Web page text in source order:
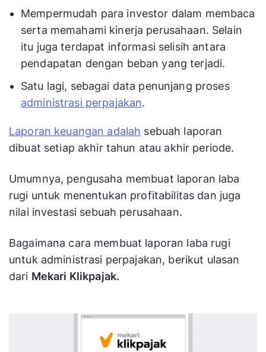
Mempermudah para investor dalam membaca
serta memahami kinerja perusahaan. Selain
itu juga terdapat informasi selisih antara
pendapatan dengan beban yang terjadi.
Satu lagi, sebagai data penunjang proses
administrasi perpajakan.
Laporan keuangan adalah sebuah laporan
dibuat setiap akhir tahun atau akhir periode.
Umumnya, pengusaha membuat laporan laba
rugi untuk menentukan profitabilitas dan juga
nilai investasi sebuah perusahaan.
Bagaimana cara membuat laporan laba rugi
untuk administrasi perpajakan, berikut ulasan
dari Mekari Klikpajak.